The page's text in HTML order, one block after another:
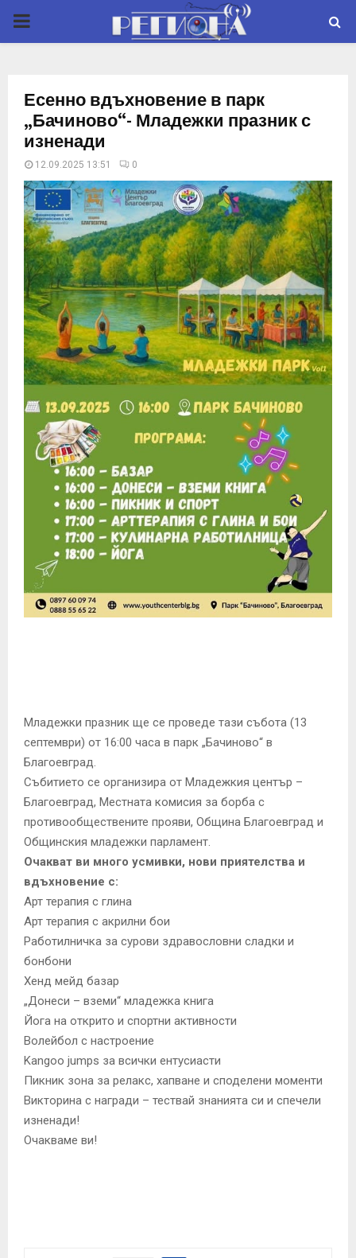
P
M
A
R
M
E
N
Есенно вдъхновение в парк
„Бачиново“- Младежки празник с
изненади
12.09.2025 13:51 0
Младежки празник ще се проведе тази събота (13
септември) от 16:00 часа в парк „Бачиново“ в
Благоевград.
Събитието се организира от Младежкия център –
Благоевград, Местната комисия за борба с
противообществените прояви, Община Благоевград и
Общинския младежки парламент.
Очакват ви много усмивки, нови приятелства и
вдъхновение с:
Арт терапия с глина
Арт терапия с акрилни бои
Работилничка за сурови здравословни сладки и
бонбони
Хенд мейд базар
„Донеси – вземи“ младежка книга
Йога на открито и спортни активности
Волейбол с настроение
Kangoo jumps за всички ентусиасти
Пикник зона за релакс, хапване и споделени моменти
Викторина с награди – тествай знанията си и спечели
изненади!
Очакваме ви!